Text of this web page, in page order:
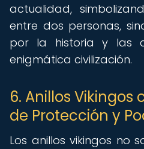
actualidad,
entre dos personas,
por la historia y las
enigmática civilización.
6. Anillos
de Protección y
Los anillos vikingos no